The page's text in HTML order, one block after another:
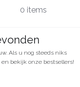
0 items
Als u nog steeds niks
bekijk onze bestsellers!